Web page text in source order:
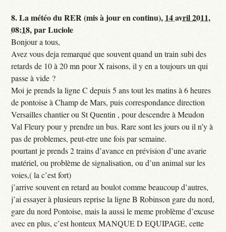
8.La météo du RER (mis à jour en continu), 14 avril 2011,
08:18,parLuciole
Bonjour a tous,
Avez vous deja remarqué que souvent quand un train subi des
retards de 10 à 20 mn pour X raisons, il y en a toujours un qui
passe à vide ?
Moi je prends la ligne C depuis 5 ans tout les matins à 6 heures
de pontoise à Champ de Mars, puis correspondance direction
Versailles chantier ou St Quentin , pour descendre à Meudon
Val Fleury pour y prendre un bus. Rare sont les jours ou il n’y à
pas de problemes, peut-etre une fois par semaine.
pourtant je prends 2 trains d’avance en prévision d’une avarie
matériel, ou problème de signalisation, ou d’un animal sur les
voies,( la c’est fort)
j’arrive souvent en retard au boulot comme beaucoup d’autres,
j’ai essayer à plusieurs reprise la ligne B Robinson gare du nord,
gare du nord Pontoise, mais la aussi le meme problème d’excuse
avec en plus, c’est honteux MANQUE D EQUIPAGE, cette